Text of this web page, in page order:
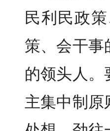
民利民政
策、会干事
的领头人。
主集中制原